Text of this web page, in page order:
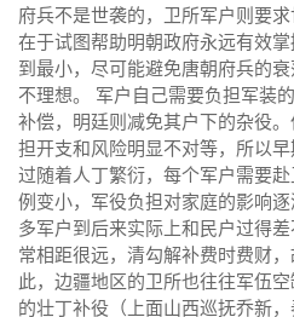
府兵不是世袭的，卫所军户则要
在于试图帮助明朝政府永远有效
到最小，尽可能避免唐朝府兵的
不理想。 军户自己需要负担军装
补偿，明廷则减免其户下的杂役
担开支和风险明显不对等，所以
过随着人丁繁衍，每个军户需要
例变小，军役负担对家庭的影响
多军户到后来实际上和民户过得
常相距很远，清勾解补费时费财
此，边疆地区的卫所也往往军伍
的壮丁补役（上面山西巡抚乔新